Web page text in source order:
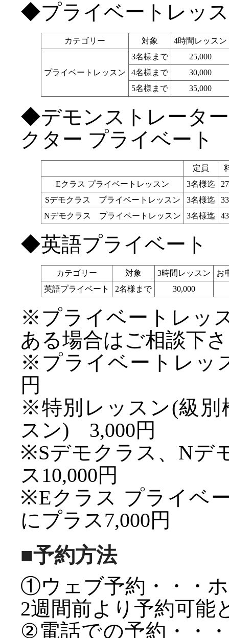
◆プライベートレッ
カテゴリー 対象 4時間レッスン
プライベートレッスン
3名様まで
25,000
4名様まで
30,000
5名様まで
35,000
◆デモンストレータ
クター プライベート
定員
Eクラス プライベートレッスン
3名様迄
Sデモクラス プライベートレッスン
3名様迄
Nデモクラス プライベートレッスン
3名様迄
◆英語プライベート
カテゴリー 対象 3時間レッスン
お
英語プライベート
2名様まで 30,000
※プライベートレッ
ある場合はご相談下
※プライベートレッ
円
※特別レッスン(級別
スン) 3,000円
※Sデモクラス、Nデ
ス10,000円
※Eクラス プライベ
にプラス7,000円
■予約方法
①ウェブ予約・・・
2週間前より予約可能
②電話での予約・・